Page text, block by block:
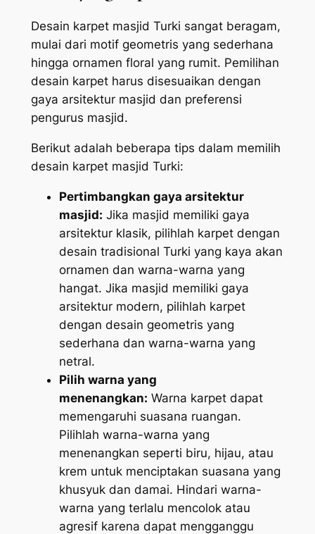
Desain karpet masjid Turki sangat beragam,
mulai dari motif geometris yang sederhana
hingga ornamen floral yang rumit. Pemilihan
desain karpet harus disesuaikan dengan
gaya arsitektur masjid dan preferensi
pengurus masjid.
Berikut adalah beberapa tips dalam memilih
desain karpet masjid Turki:
Pertimbangkan gaya arsitektur
masjid: Jika masjid memiliki gaya
arsitektur klasik, pilihlah karpet dengan
desain tradisional Turki yang kaya akan
ornamen dan warna-warna yang
hangat. Jika masjid memiliki gaya
arsitektur modern, pilihlah karpet
dengan desain geometris yang
sederhana dan warna-warna yang
netral.
Pilih warna yang
menenangkan: Warna karpet dapat
memengaruhi suasana ruangan.
Pilihlah warna-warna yang
menenangkan seperti biru, hijau, atau
krem untuk menciptakan suasana yang
khusyuk dan damai. Hindari warna-
warna yang terlalu mencolok atau
agresif karena dapat mengganggu